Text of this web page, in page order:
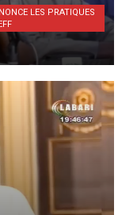
LES PRATIQUES